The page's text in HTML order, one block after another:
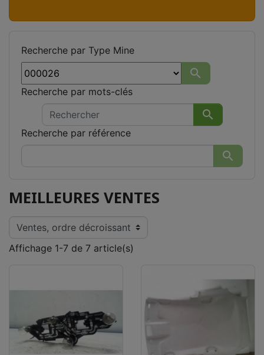
Recherche par Type Mine

Recherche par mots-clés

Recherche par référence

MEILLEURES VENTES
Affichage 1-7 de 7 article(s)